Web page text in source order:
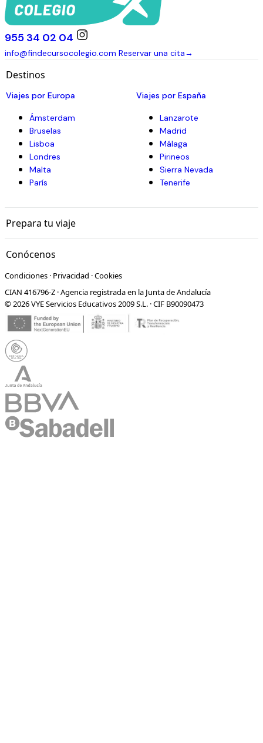
955 34 02 04
info@findecursocolegio.com Reservar una cita→
Destinos
Viajes por Europa
Ámsterdam
Bruselas
Lisboa
Londres
Malta
París
Viajes por España
Lanzarote
Madrid
Málaga
Pirineos
Sierra Nevada
Tenerife
Prepara tu viaje
Conócenos
Condiciones · Privacidad ·Cookies
CIAN 416796-Z · Agencia registrada en la Junta de Andalucía
© 2026 VYE Servicios Educativos 2009 S.L. · CIF B90090473